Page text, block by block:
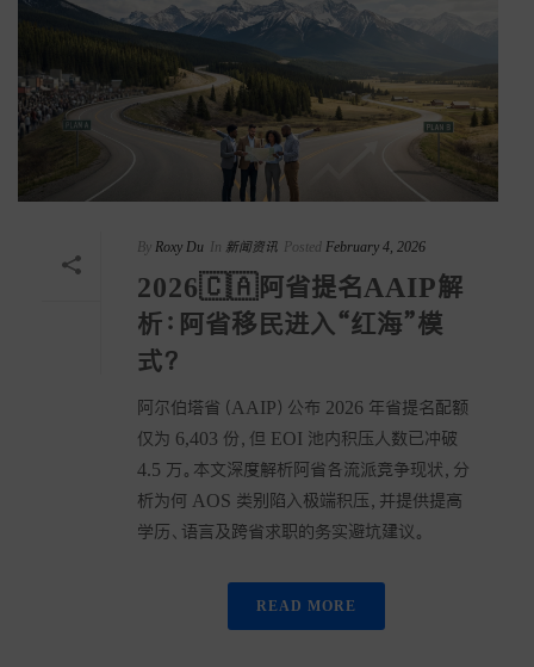
By Roxy Du In 新闻资讯 Posted February 4, 2026
2026🇨🇦阿省提名AAIP解
析：阿省移民进入“红海”模
式？
阿尔伯塔省（AAIP）公布 2026 年省提名配额
仅为 6,403 份，但 EOI 池内积压人数已冲破
4.5 万。本文深度解析阿省各流派竞争现状，分
析为何 AOS 类别陷入极端积压，并提供提高
学历、语言及跨省求职的务实避坑建议。
READ MORE